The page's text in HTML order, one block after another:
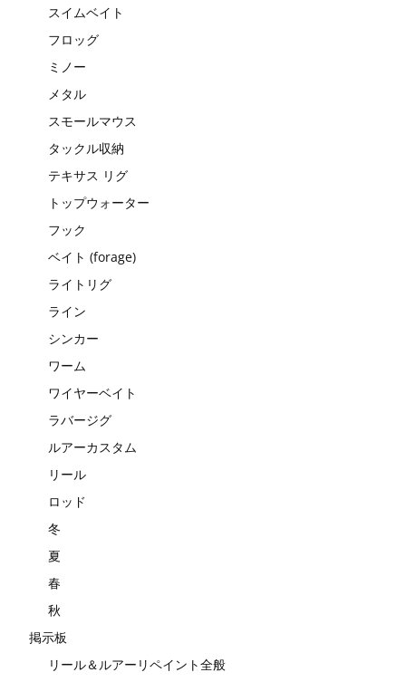
スイムベイト
フロッグ
ミノー
メタル
スモールマウス
タックル収納
テキサス リグ
トップウォーター
フック
ベイト (forage)
ライトリグ
ライン
シンカー
ワーム
ワイヤーベイト
ラバージグ
ルアーカスタム
リール
ロッド
冬
夏
春
秋
掲示板
リール＆ルアーリペイント全般